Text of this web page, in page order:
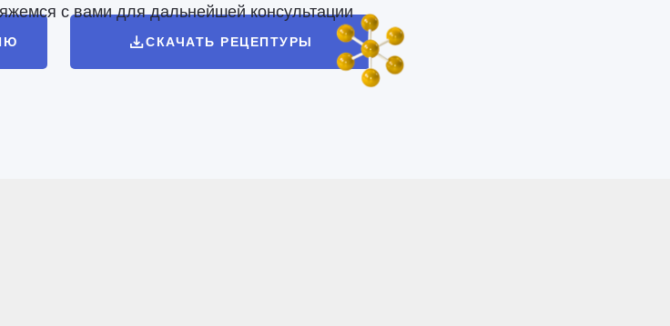
СКАЧАТЬ РЕЦЕПТУРЫ
с вами для дальнейшей консультации